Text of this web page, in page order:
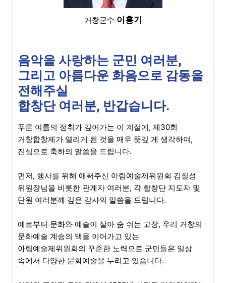
거창군수 이홍기
음악을 사랑하는 군민 여러분,
그리고 아름다운 화음으로 감동을
전해주실
합창단 여러분, 반갑습니다.
푸른 여름의 정취가 깊어가는 이 계절에, 제30회
거창합창제가 열리게 된 것을 매우 뜻깊 게 생각하며,
진심으로 축하의 말씀을 드립니다.
먼저, 행사를 위해 애써주신 아림예술제위원회 김칠성
위원장님을 비롯한 관계자 여러분, 각 합창단 지도자 및
단원 여러분께 깊은 감사의 말씀을 드립니다.
예로부터 문화와 예술이 살아 숨 쉬는 고장, 우리 거창의
문화예술 계승의 맥을 이어가고 있는
아림예술제위원회의 꾸준한 노력으로 군민들은 일상
속에서 다양한 문화예술을 누리고 있습니다.